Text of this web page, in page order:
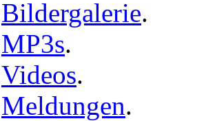
Bildergalerie.
MP3s.
Videos.
Meldungen.